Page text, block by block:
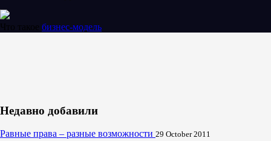
Что такое бизнес-модель
Недавно добавили
Равные права – разные возможности 29 October 2011